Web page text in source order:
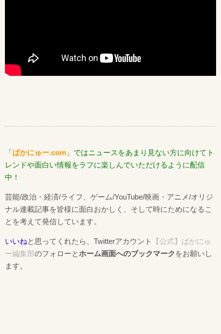
「ばかにゅー.com 」ではニュースをあまり見ない方に向けてト
レンドや面白い情報をラフに楽しんでいただけるように配信
中！
芸能/政治・経済/ライフ、ゲーム/YouTube/映画・アニメ/オリジ
ナル連載記事を皆様に面白おかしく、そして時にためになるこ
とを考えて発信しています。
いいねと思ってくれたら、Twitterアカウント
【公式】ばかにゅ
ー編集部のフォローとホーム画面へのブックマーク をお願いし
ます。